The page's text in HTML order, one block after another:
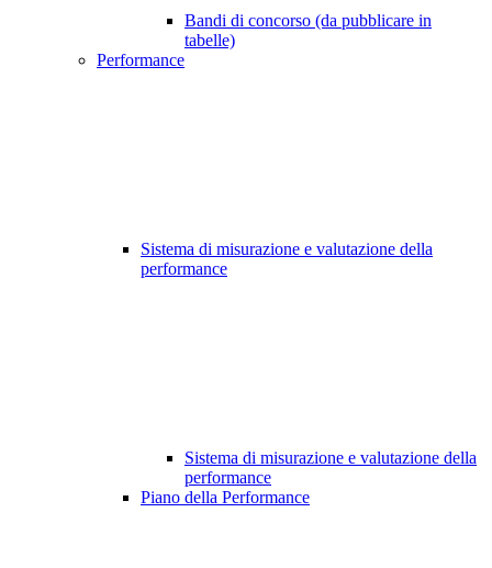
Bandi di concorso (da pubblicare in
tabelle)
Performance
Sistema di misurazione e valutazione della
performance
Sistema di misurazione e valutazione della
performance
Piano della Performance